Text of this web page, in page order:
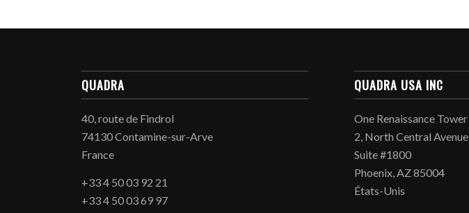
QUADRA
40, route de Findrol
74130 Contamine-sur-Arve
France
+33 4 50 03 92 21
+33 4 50 03 69 97
QUADRA USA INC
One Renaissance Tower
2, North Central Avenue
Suite #1800
Phoenix, AZ 85004
États-Unis